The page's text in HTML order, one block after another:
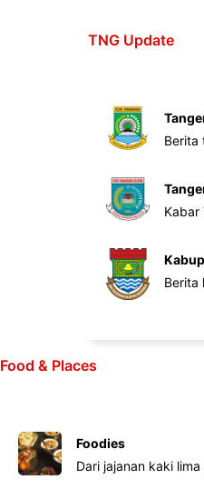
TNG Update
Berita
Kabar
Berita
Food & Places
Foodies
Dari jajanan kaki